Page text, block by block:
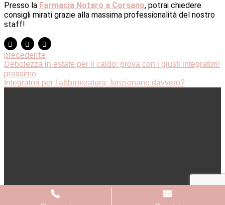
Presso la Farmacia Notaro a Corsano, potrai chiedere
consigli mirati grazie alla massima professionalità del nostro
staff!
precedente
Debolezza in estate per il caldo: prova con i giusti integratori!
prossimo
Integratori per l'abbronzatura: funzionano davvero?